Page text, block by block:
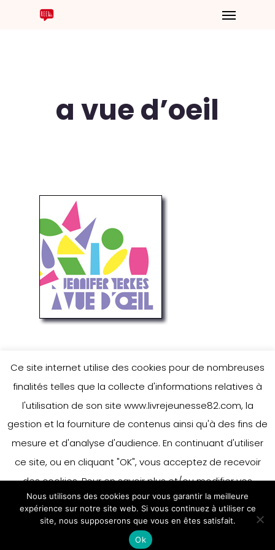
a vue d’oeil
Ce site internet utilise des cookies pour de nombreuses
finalités telles que la collecte d'informations relatives à
l'utilisation de son site www.livrejeunesse82.com, la
gestion et la fourniture de contenus ainsi qu'à des fins de
mesure et d'analyse d'audience. En continuant d'utiliser
ce site, ou en cliquant "OK", vous acceptez de recevoir
des cookies. Pour en savoir plus et/ou modifier vos
préférences en matière de cookies, merci de vous référer
à notre politique sur les cookies.
Accepter
En savoir plus
Nous utilisons des cookies pour vous garantir la meilleure
expérience sur notre site web. Si vous continuez à utiliser ce
site, nous supposerons que vous en êtes satisfait.
Ok